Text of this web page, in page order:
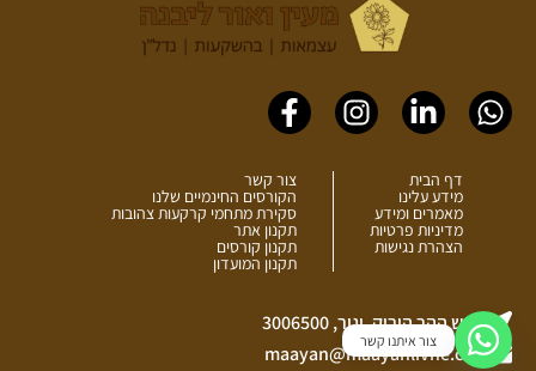
צור איתנו קשר
Whatsapp
Linkedin-
in
Instagram
Facebook-
f
דף הבית
מידע עלינו
מאמרים ומידע
מדיניות פרטיות
הצהרת נגישות
צור קשר
הקורסים החינמיים שלנו
סקירת מתחמי קרקעות צהובות
תקנון אתר
תקנון קורסים
תקנון המועדון
כביש ההר הירוק, יגור, 3006500
maayan@maayanlivne.co.il